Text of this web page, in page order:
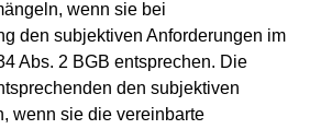
wenn sie bei
den subjektiven Anforderungen im
Abs. 2 BGB entsprechen. Die
den subjektiven
wenn sie die vereinbarte